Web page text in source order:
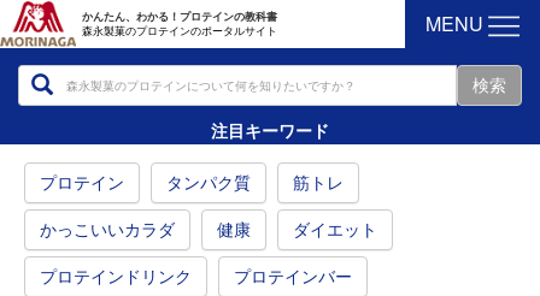
かんたん、わかる！プロテインの教科書
森永製菓のプロテインのポータルサイト
MENU
注目キーワード
プロテイン タンパク質 筋トレ
かっこいいカラダ 健康 ダイエット
プロテインドリンク プロテインバー